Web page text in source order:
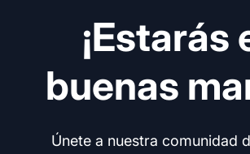
¡Estarás
buenas
Únete a nuestra comunidad